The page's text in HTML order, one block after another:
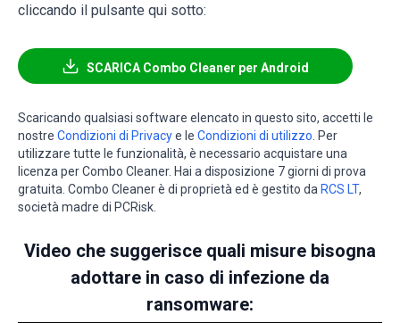
cliccando il pulsante qui sotto:
SCARICA Combo Cleaner per Android
Scaricando qualsiasi software elencato in questo sito, accetti le
nostre Condizioni di Privacye le Condizioni di utilizzo . Per
utilizzare tutte le funzionalità, è necessario acquistare una
licenza per Combo Cleaner. Hai a disposizione 7 giorni di prova
gratuita. Combo Cleaner è di proprietà ed è gestito da RCS LT,
società madre di PCRisk.
Video che suggerisce quali misure bisogna
adottare in caso di infezione da
ransomware: